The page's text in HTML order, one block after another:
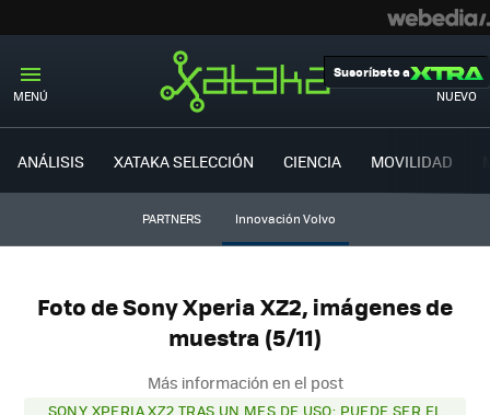
MENÚ NUEVO
Suscríbete a
ANÁLISIS XATAKA SELECCIÓN CIENCIA MOVILIDAD
PARTNERS Innovación Volvo
Foto de Sony Xperia XZ2, imágenes de
muestra (5/11)
Más información en el post
SONY XPERIA XZ2 TRAS UN MES DE USO: PUEDE SER EL